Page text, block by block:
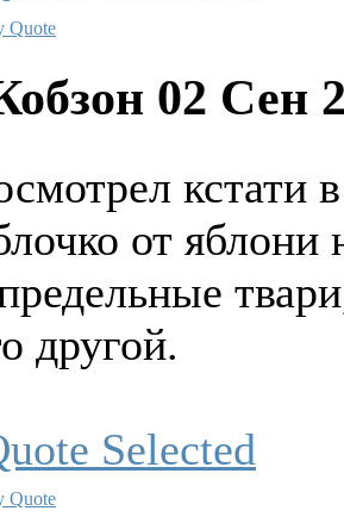
Quote
02 Сен
кстати
от яблони
другой.
Quote